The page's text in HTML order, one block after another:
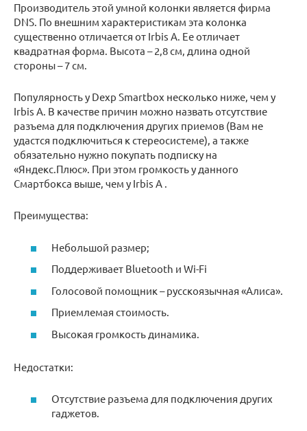
Производитель этой умной колонки является фирма
DNS. По внешним характеристикам эта колонка
существенно отличается от Irbis A. Ее отличает
квадратная форма. Высота – 2,8 см, длина одной
стороны – 7 см.
Популярность у Dexp Smartbox несколько ниже, чем у
Irbis A. В качестве причин можно назвать отсутствие
разъема для подключения других приемов (Вам не
удастся подключиться к стереосистеме), а также
обязательно нужно покупать подписку на
«Яндекс.Плюс». При этом громкость у данного
Смартбокса выше, чем у Irbis A .
Преимущества:
Небольшой размер;
Поддерживает Bluetooth и Wi-Fi
Голосовой помощник – русскоязычная «Алиса».
Приемлемая стоимость.
Высокая громкость динамика.
Недостатки:
Отсутствие разъема для подключения других
гаджетов.